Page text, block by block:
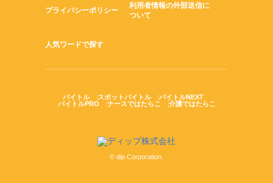
プライバシーポリシー
利用者情報の外部送信に
ついて
人気ワードで探す
バイトル スポットバイトル
バイトルNEXT
バイトルPRO
ナースではたらこ 介護ではたらこ
© dip Corporation.